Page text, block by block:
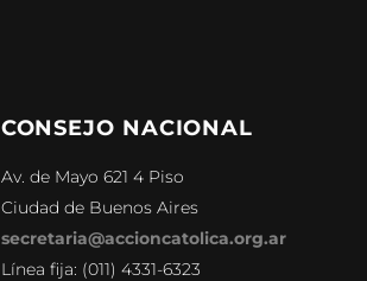
CONSEJO NACIONAL
Av. de Mayo 621 4 Piso
Ciudad de Buenos Aires
secretaria@accioncatolica.org.ar
Línea fija: (011) 4331-6323